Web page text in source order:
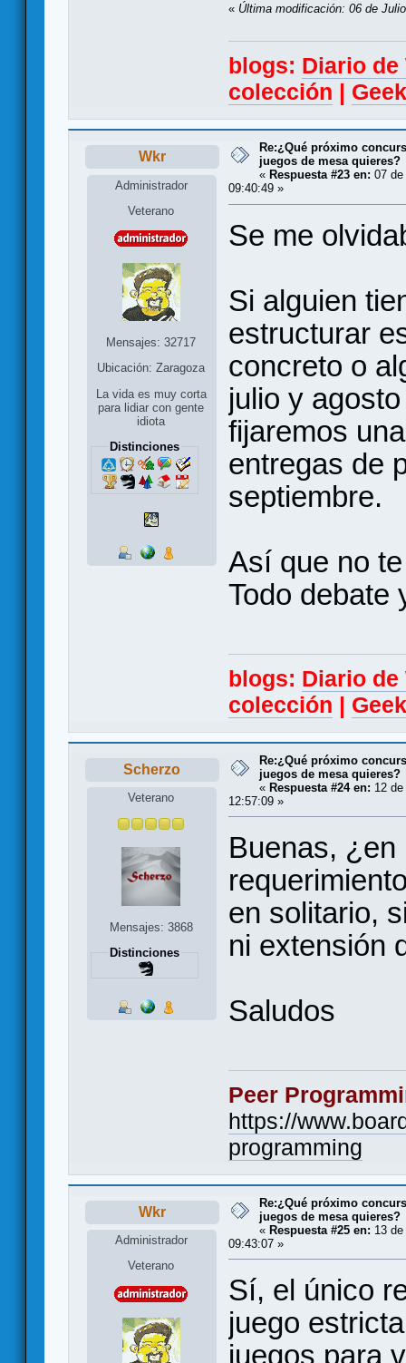
« Última modificación: 06 de
blogs: Diario
colección
Wkr
Administrador
Veterano
Mensajes: 32717
Ubicación: Zaragoza
La vida es muy corta
para lidiar con gente
idiota
Distinciones
Re:¿Qué próximo
juegos de mesa quieres?
« Respuesta #23 en: 07
09:40:49 »
Se me
Si alguien
estructurar
concreto o
julio y
fijaremos
entregas de
septiembre.
Así que no
Todo debate
blogs: Diario
colección |
Scherzo
Veterano
Mensajes: 3868
Distinciones
Re:¿Qué próximo
juegos de mesa quieres?
« Respuesta #24 en: 12
12:57:09 »
Buenas, ¿en
en solitario,
ni extensión
Saludos
Peer
https://
programming
Wkr
Administrador
Veterano
Re:¿Qué próximo
juegos de mesa quieres?
« Respuesta #25 en: 13
09:43:07 »
Sí, el único
juego
juegos para